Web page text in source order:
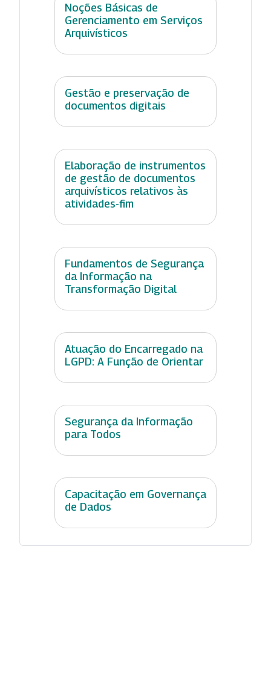
Noções Básicas de
Gerenciamento em Serviços
Arquivísticos
Gestão e preservação de
documentos digitais
Elaboração de instrumentos
de gestão de documentos
arquivísticos relativos às
atividades-fim
Fundamentos de Segurança
da Informação na
Transformação Digital
Atuação do Encarregado na
LGPD: A Função de Orientar
Segurança da Informação
para Todos
Capacitação em Governança
de Dados